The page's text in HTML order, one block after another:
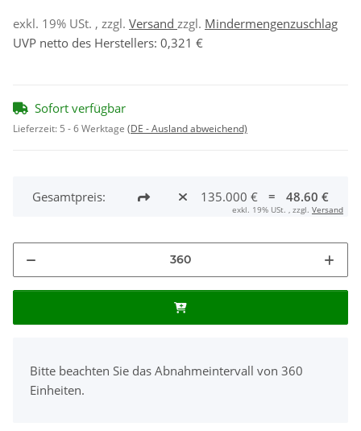
exkl. 19% USt. , zzgl. Versand zzgl. Mindermengenzuschlag
UVP netto des Herstellers: 0,321 €
Sofort verfügbar
Lieferzeit: 5 - 6 Werktage (DE - Ausland abweichend)
Gesamtpreis: 135.000 € = 48.60 €
exkl. 19% USt. , zzgl. Versand
Bitte beachten Sie das Abnahmeintervall von 360
Einheiten.